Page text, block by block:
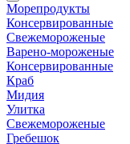
Морепродукты
Консервированные
Свежемороженые
Варено-мороженые
Консервированные
Краб
Мидия
Улитка
Свежемороженые
Гребешок